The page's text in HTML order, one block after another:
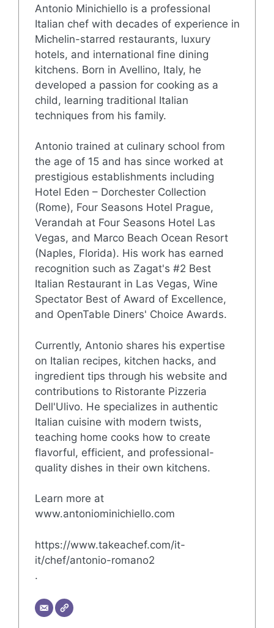
Antonio Minichiello is a professional
Italian chef with decades of experience in
Michelin-starred restaurants, luxury
hotels, and international fine dining
kitchens. Born in Avellino, Italy, he
developed a passion for cooking as a
child, learning traditional Italian
techniques from his family.
Antonio trained at culinary school from
the age of 15 and has since worked at
prestigious establishments including
Hotel Eden – Dorchester Collection
(Rome), Four Seasons Hotel Prague,
Verandah at Four Seasons Hotel Las
Vegas, and Marco Beach Ocean Resort
(Naples, Florida). His work has earned
recognition such as Zagat's #2 Best
Italian Restaurant in Las Vegas, Wine
Spectator Best of Award of Excellence,
and OpenTable Diners' Choice Awards.
Currently, Antonio shares his expertise
on Italian recipes, kitchen hacks, and
ingredient tips through his website and
contributions to Ristorante Pizzeria
Dell'Ulivo. He specializes in authentic
Italian cuisine with modern twists,
teaching home cooks how to create
flavorful, efficient, and professional-
quality dishes in their own kitchens.
Learn more at
www.antoniominichiello.com
https://www.takeachef.com/it-
it/chef/antonio-romano2
.